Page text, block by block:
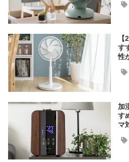
特
集
一
テ
す
性
加
す
マ